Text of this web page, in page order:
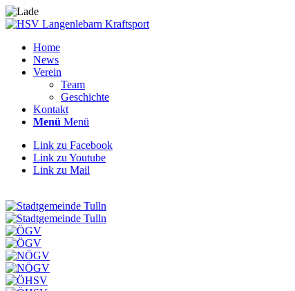
Home
News
Verein
Team
Geschichte
Kontakt
Menü Menü
Link zu Facebook
Link zu Youtube
Link zu Mail